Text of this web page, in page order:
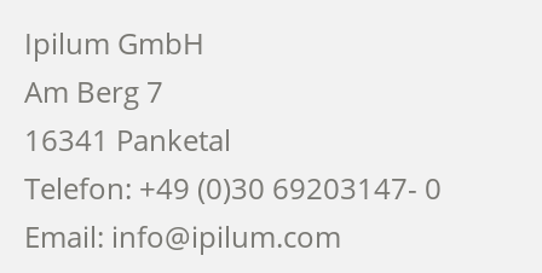
Ipilum GmbH
Am Berg 7
16341 Panketal
Telefon: +49 (0)30 69203147- 0
Email: info@ipilum.com